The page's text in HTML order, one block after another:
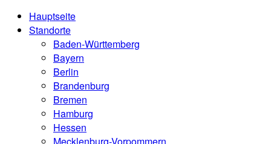
Hauptseite
Standorte
Baden-Württemberg
Bayern
Berlin
Brandenburg
Bremen
Hamburg
Hessen